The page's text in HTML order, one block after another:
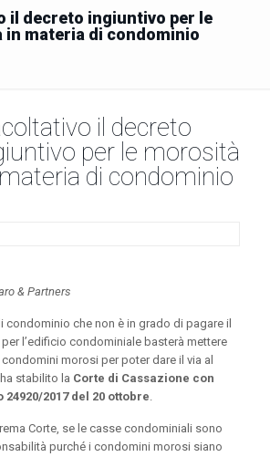
il decreto ingiuntivo per le
in materia di condominio
il decreto
per le morosità
di condominio
& Partners
condominio che non è in grado di pagare il
l’edificio condominiale basterà mettere
morosi per poter dare il via al
stabilito la Corte di Cassazione con
2017 del 20 ottobre.
Corte, se le casse condominiali sono
purché i condomini morosi siano